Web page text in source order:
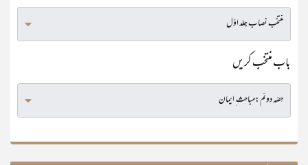
باب منتخب کریں